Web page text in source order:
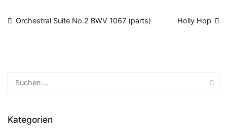
Beitragsnavigation
Orchestral Suite No.2 BWV 1067 (parts) Holly Hop
Suchen
nach:
Kategorien